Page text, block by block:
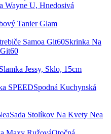
Wayne U, Hnedosivá
Tanier Glam
Skrinka Na
Slamka Jessy, Sklo, 15cm
Spodná Kuchynská
Sada Stolíkov Na Kvety Nea